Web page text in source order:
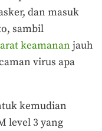
dan masuk
sambil
keamanan jauh
virus apa
kemudian
level 3 yang